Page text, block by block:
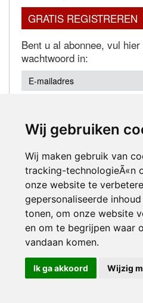
Wij gebruiken
Wij maken gebruik van
tracking-technologieÃ«n
onze website te
gepersonaliseerde
tonen, om onze website
en om te begrijpen waar
vandaan komen.
Ik ga akkoord Wijzig
GRATIS REGISTREREN
Bent u al abonnee, vul
wachtwoord in:
Wachtwoord vergeten?
© 2000-2026 UFE Media:
Partners:Autowereld.com